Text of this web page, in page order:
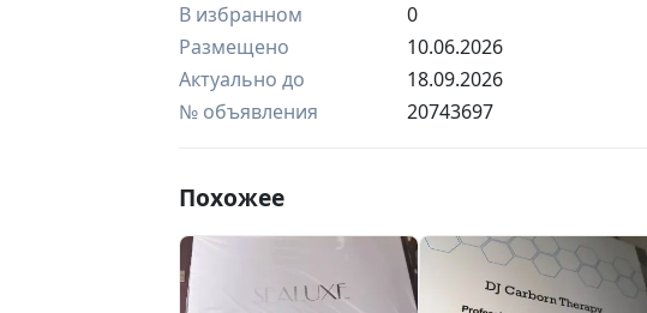
В избранном
0
Размещено
10.06.2026
Актуально до
18.09.2026
№ объявления
20743697
Похожее